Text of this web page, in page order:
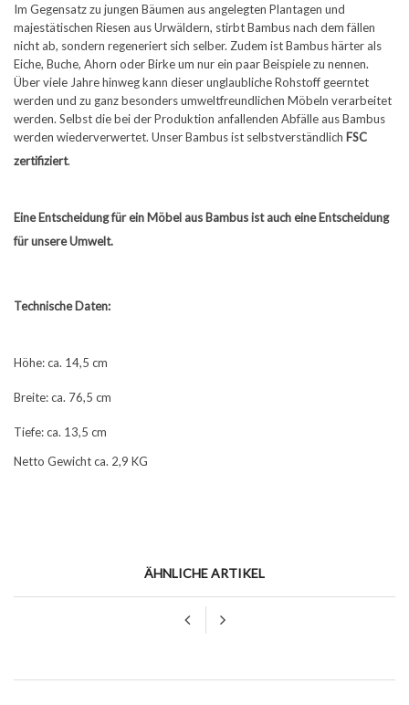
Im Gegensatz zu jungen Bäumen aus angelegten Plantagen und
majestätischen Riesen aus Urwäldern, stirbt Bambus nach dem fällen
nicht ab, sondern regeneriert sich selber. Zudem ist Bambus härter als
Eiche, Buche, Ahorn oder Birke um nur ein paar Beispiele zu nennen.
Über viele Jahre hinweg kann dieser unglaubliche Rohstoff geerntet
werden und zu ganz besonders umweltfreundlichen Möbeln verarbeitet
werden. Selbst die bei der Produktion anfallenden Abfälle aus Bambus
werden wiederverwertet. Unser Bambus ist selbstverständlich FSC
zertifiziert.
Eine Entscheidung für ein Möbel aus Bambus ist auch eine Entscheidung
für unsere Umwelt.
Technische Daten:
Höhe: ca. 14,5 cm
Breite: ca. 76,5 cm
Tiefe: ca. 13,5 cm
Netto Gewicht ca. 2,9 KG
ÄHNLICHE ARTIKEL